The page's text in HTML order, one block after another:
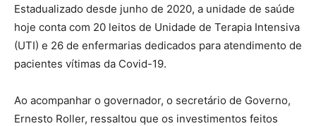
Estadualizado desde junho de 2020, a unidade de saúde
hoje conta com 20 leitos de Unidade de Terapia Intensiva
(UTI) e 26 de enfermarias dedicados para atendimento de
pacientes vítimas da Covid-19.
Ao acompanhar o governador, o secretário de Governo,
Ernesto Roller, ressaltou que os investimentos feitos